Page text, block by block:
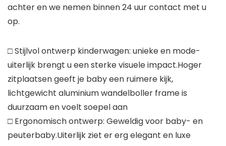
achter en we nemen binnen 24 uur contact met u
op.
□ Stijlvol ontwerp kinderwagen: unieke en mode-
uiterlijk brengt u een sterke visuele impact.Hoger
zitplaatsen geeft je baby een ruimere kijk,
lichtgewicht aluminium wandelboller frame is
duurzaam en voelt soepel aan
□ Ergonomisch ontwerp: Geweldig voor baby- en
peuterbaby.Uiterlijk ziet er erg elegant en luxe